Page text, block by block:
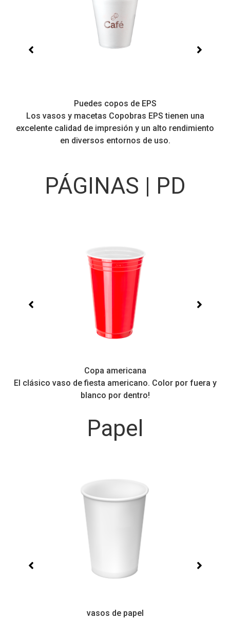
Puedes copos de EPS
Los vasos y macetas Copobras EPS tienen una
excelente calidad de impresión y un alto rendimiento
en diversos entornos de uso.
PÁGINAS | PD
Copa americana
El clásico vaso de fiesta americano. Color por fuera y
blanco por dentro!
Papel
vasos de papel